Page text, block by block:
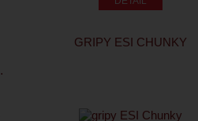
GRIPY ESI CHUNKY